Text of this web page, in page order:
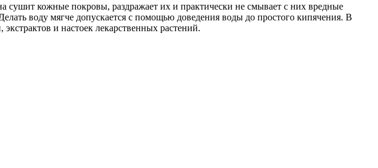
сушит кожные покровы, раздражает их и практически не смывает с них вредные
воду мягче допускается с помощью доведения воды до простого кипячения. В
и настоек лекарственных растений.